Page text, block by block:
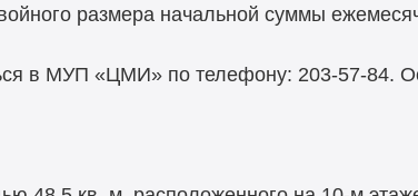
размера начальной суммы
в МУП «ЦМИ» по телефону: 203-57-84.